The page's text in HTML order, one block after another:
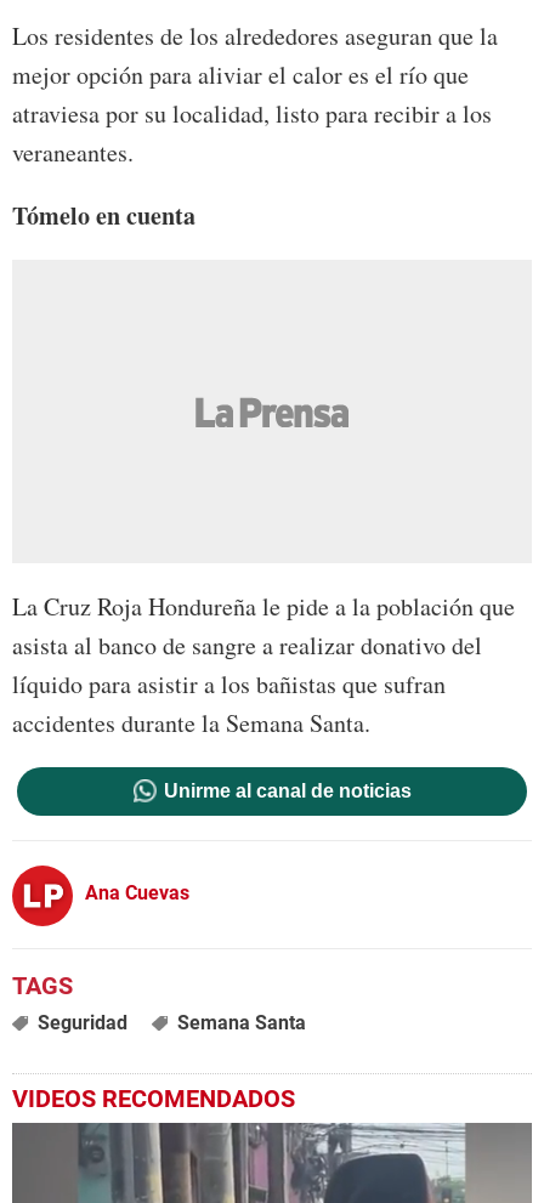
Los residentes de los alrededores aseguran que la
mejor opción para aliviar el calor es el río que
atraviesa por su localidad, listo para recibir a los
veraneantes.
Tómelo en cuenta
La Cruz Roja Hondureña le pide a la población que
asista al banco de sangre a realizar donativo del
líquido para asistir a los bañistas que sufran
accidentes durante la Semana Santa.
Unirme al canal de noticias
Ana Cuevas
Seguridad Semana Santa
VIDEOS RECOMENDADOS